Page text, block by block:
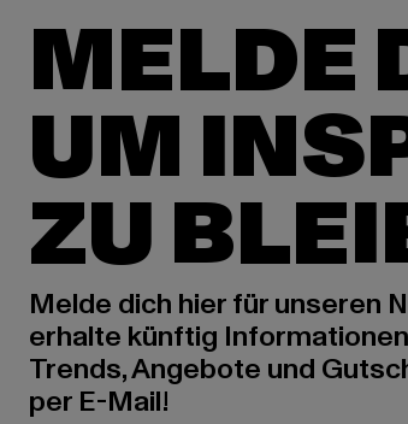
MELDE
UM
ZU
Melde dich hier für unseren
erhalte künftig
Trends, Angebote und
per E-Mail!